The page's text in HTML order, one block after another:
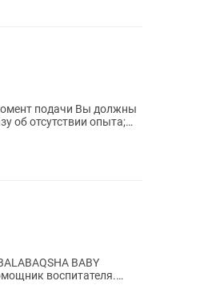
об отсутствии опыта;
воспитателя.